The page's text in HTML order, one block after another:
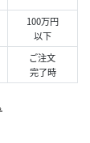
100万円
以下
ご注文
完了時